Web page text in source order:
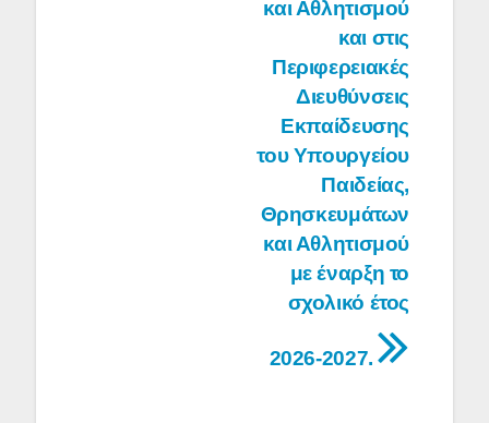
και Αθλητισμού
και στις
Περιφερειακές
Διευθύνσεις
Εκπαίδευσης
του Υπουργείου
Παιδείας,
Θρησκευμάτων
και Αθλητισμού
με έναρξη το
σχολικό έτος
2026-2027.